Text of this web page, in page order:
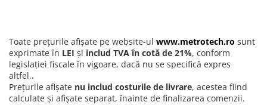
Toate prețurile afișate pe website-ul www.metrotech.ro sunt
exprimate în LEI și includ TVA în cotă de 21%, conform
legislației fiscale în vigoare, dacă nu se specifică expres
altfel..
Prețurile afișate nu includ costurile de livrare, acestea fiind
calculate și afișate separat, înainte de finalizarea comenzii.